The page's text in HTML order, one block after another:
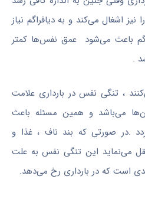
اشغال می‌کند و به دیافراگم نیاز
باعث می‌شود عمق نفس‌ها کمتر
.
، تنگی نفس در بارداری علامت
می‌باشد و همین مسئله باعث
.در صورتی که بند ناف ، غذا و
می‌نماید این تنگی نفس به علت
است که در بارداری رخ می‌دهد.